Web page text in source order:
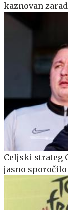
kaznovan
Celjski strateg
jasno sporočilo